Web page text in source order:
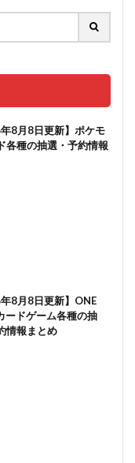
年8月8日更新】ポケモ
各種の抽選・予約情報
年8月8日更新】ONE
ードゲーム各種の抽
情報まとめ